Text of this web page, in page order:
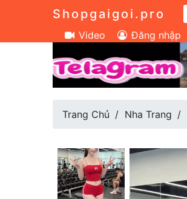
Shopgaigoi.pro
Video Đăng nhập
Trang Chủ Nha Trang